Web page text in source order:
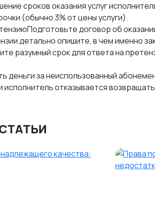
сроков оказания услуг
(обычно 3% от цены услуги).
договор об
детально опишите, в чем именно
разумный срок для ответа на
деньги за неиспользованный
исполнитель отказывается